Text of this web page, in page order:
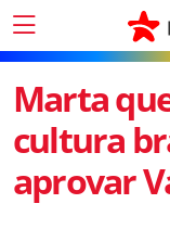
Marta
cultura
aprovar